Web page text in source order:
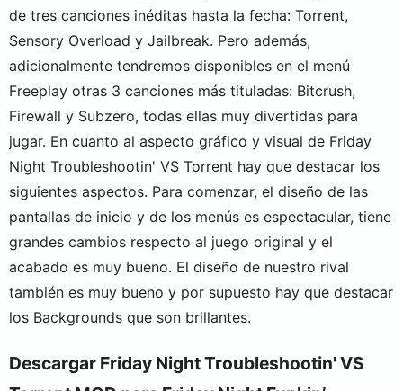
de tres canciones inéditas hasta la fecha: Torrent,
Sensory Overload y Jailbreak. Pero además,
adicionalmente tendremos disponibles en el menú
Freeplay otras 3 canciones más tituladas: Bitcrush,
Firewall y Subzero, todas ellas muy divertidas para
jugar. En cuanto al aspecto gráfico y visual de Friday
Night Troubleshootin' VS Torrent hay que destacar los
siguientes aspectos. Para comenzar, el diseño de las
pantallas de inicio y de los menús es espectacular, tiene
grandes cambios respecto al juego original y el
acabado es muy bueno. El diseño de nuestro rival
también es muy bueno y por supuesto hay que destacar
los Backgrounds que son brillantes.
Descargar Friday Night Troubleshootin' VS